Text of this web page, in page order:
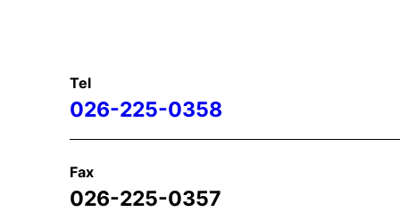
Tel
026-225-0358
Fax
026-225-0357